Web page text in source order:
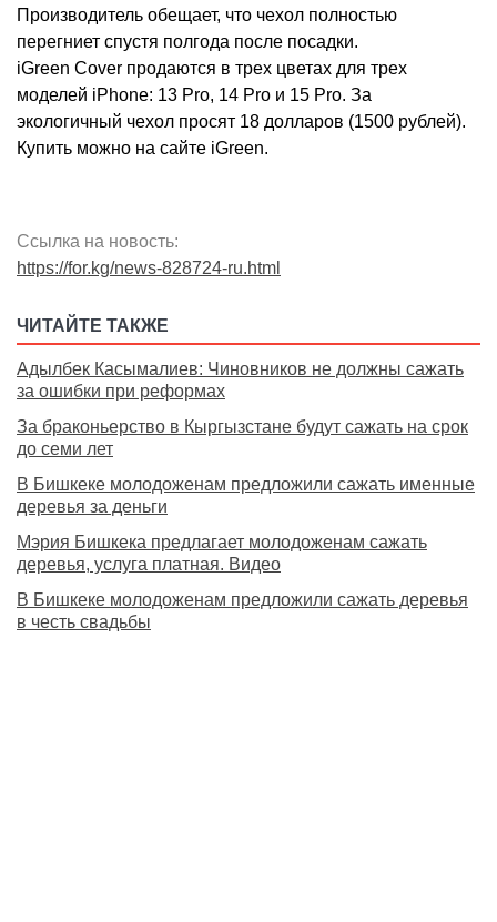
Производитель обещает, что чехол полностью
перегниет спустя полгода после посадки.
iGreen Cover продаются в трех цветах для трех
моделей iPhone: 13 Pro, 14 Pro и 15 Pro. За
экологичный чехол просят 18 долларов (1500 рублей).
Купить можно на сайте iGreen.
Ссылка на новость:
https://for.kg/news-828724-ru.html
ЧИТАЙТЕ ТАКЖЕ
Адылбек Касымалиев: Чиновников не должны сажать
за ошибки при реформах
За браконьерство в Кыргызстане будут сажать на срок
до семи лет
В Бишкеке молодоженам предложили сажать именные
деревья за деньги
Мэрия Бишкека предлагает молодоженам сажать
деревья, услуга платная. Видео
В Бишкеке молодоженам предложили сажать деревья
в честь свадьбы